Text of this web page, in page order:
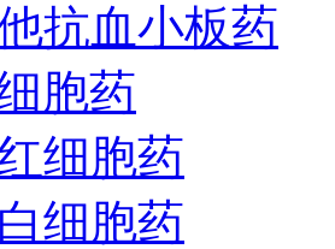
抗血小板药
胞药
细胞药
细胞药